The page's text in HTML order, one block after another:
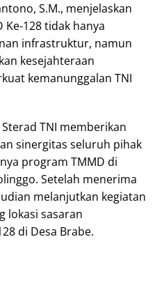
S.M., menjelaskan
Ke-128 tidak hanya
infrastruktur, namun
kesejahteraan
kemanunggalan TNI
TNI memberikan
sinergitas seluruh pihak
program TMMD di
Setelah menerima
melanjutkan kegiatan
lokasi sasaran
di Desa Brabe.